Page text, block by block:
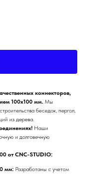
коннекторов,
100x100 мм. Мы
беседок, пергол,
из дерева.
Наши
и долговечную
от CNC-STUDIO:
мм: Разработаны с учетом